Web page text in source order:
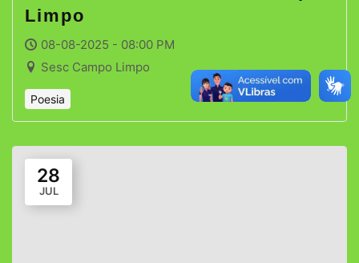
Limpo
08-08-2025 - 08:00 PM
Sesc Campo Limpo
Poesia
28
JUL